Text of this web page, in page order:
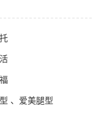
、爱美腿型